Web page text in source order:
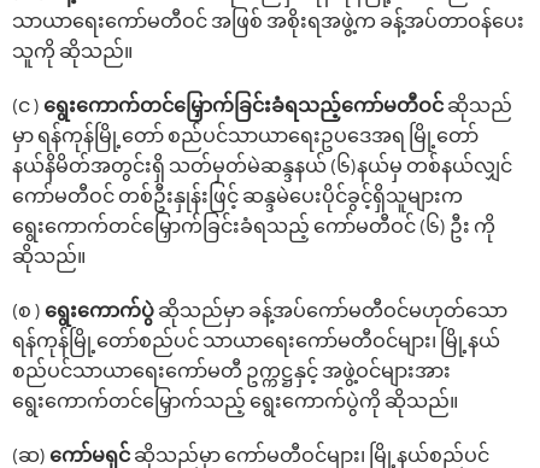
သာယာ‌ရေးကော်မတီဝင် အဖြစ် အစိုးရအဖွဲ့က ခန့်အပ်တာဝန်ပေး
သူကို ဆိုသည်။
(င ) ‌ရွေး‌ကောက်တင်‌မြှောက်ခြင်းခံရသည့်ကော်မတီဝင် ဆိုသည်
မှာ ရန်ကုန်မြို့‌တော် စည်ပင်သာယာ‌ရေးဥပ‌ဒေအရ မြို့တော်
နယ်နိမိတ်အတွင်းရှိ သတ်မှတ်မဲဆန္ဒနယ် (၆)နယ်မှ တစ်နယ်လျှင်
ကော်မတီဝင် တစ်ဦးနှုန်းဖြင့် ဆန္ဒမဲ‌ပေးပိုင်ခွင့်ရှိသူများက‌
ရွေးကောက်တင်မြှောက်ခြင်းခံရသည့် ကော်မတီဝင် (၆) ဦး ကို
ဆိုသည်။
(စ ) ‌ရွေး‌ကောက်ပွဲ ဆိုသည်မှာ ခန့်အပ်‌ကော်မတီဝင်မဟုတ်‌သော
ရန်ကုန်မြို့‌တော်စည်ပင် သာယာ‌ရေး‌ကော်မတီဝင်များ၊ မြို့နယ်
စည်ပင်သာယာ‌ရေးကော်မတီ ဥက္ကဋ္ဌနှင့် အဖွဲ့ဝင်များအား
ရွေးကောက်တင်‌မြှောက်သည့် ‌ရွေး‌ကောက်ပွဲကို ဆိုသည်။
(ဆ) ကော်မရှင် ဆိုသည်မှာ ကော်မတီဝင်များ၊ မြို့နယ်စည်ပင်